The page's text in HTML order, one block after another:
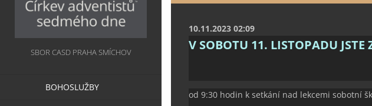
SBOR CASD PRAHA SMÍCHOV
BOHOSLUŽBY
10.11.2023 02:09
V SOBOTU 11. LISTOPADU
od 9:30 hodin k setkání nad lekcemi sobotní